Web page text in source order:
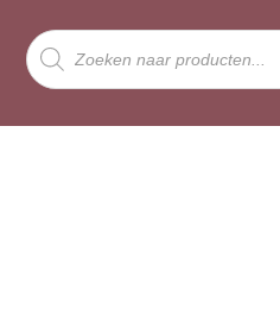
Producten
zoeken